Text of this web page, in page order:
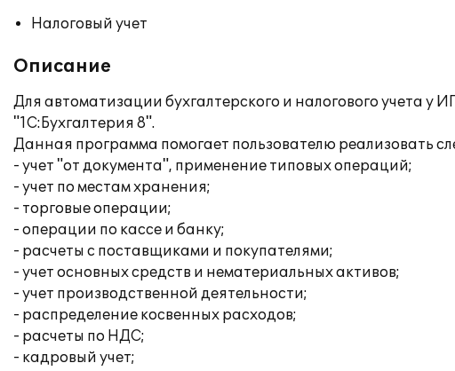
Налоговый учет
Описание
Для автоматизации бухгалтерского и налогового учета у
"1С:Бухгалтерия 8".
Данная программа помогает пользователю реализовать
- учет "от документа", применение типовых операций;
- учет по местам хранения;
- торговые операции;
- операции по кассе и банку;
- расчеты с поставщиками и покупателями;
- учет основных средств и нематериальных активов;
- учет производственной деятельности;
- распределение косвенных расходов;
- расчеты по НДС;
- кадровый учет;